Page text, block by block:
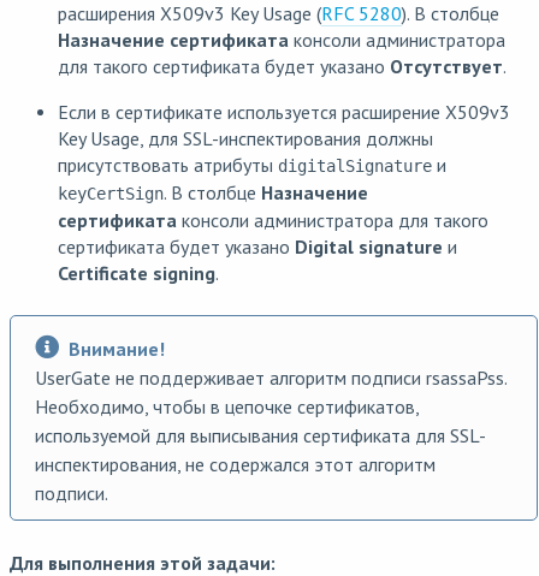
расширения X509v3 Key Usage (RFC 5280). В столбце
Назначение сертификата консоли администратора
для такого сертификата будет указано Отсутствует.
Если в сертификате используется расширение X509v3
Key Usage, для SSL-инспектирования должны
присутствовать атрибуты digitalSignature и
keyCertSign. В столбце Назначение
сертификата консоли администратора для такого
сертификата будет указано Digital signature и
Certificate signing.
Внимание!
UserGate не поддерживает алгоритм подписи rsassaPss.
Необходимо, чтобы в цепочке сертификатов,
используемой для выписывания сертификата для SSL-
инспектирования, не содержался этот алгоритм
подписи.
Для выполнения этой задачи: